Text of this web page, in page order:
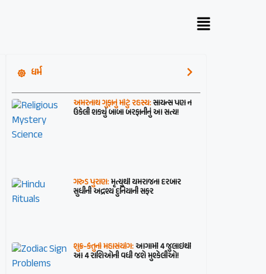
ધર્મ
અમરનાથ ગુફાનું મોટું રહસ્ય:સાયન્સ પણ ન
ઉકેલી શક્યું બાબા બરફાનીનું આ સત્ય!
ગરુડ પુરાણ:મૃત્યુથી યમરાજના દરબાર
સુધીની અદ્રશ્ય દુનિયાની સફર
શુક્ર-કેતુનો મહાસંયોગ:આગામી 4 જુલાઈથી
આ 4 રાશિઓની વધી જશે મુશ્કેલીઓ!